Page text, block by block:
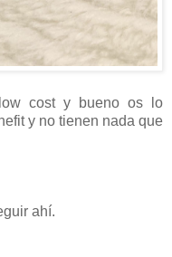
cost y bueno os lo
y no tienen nada que
ahí.